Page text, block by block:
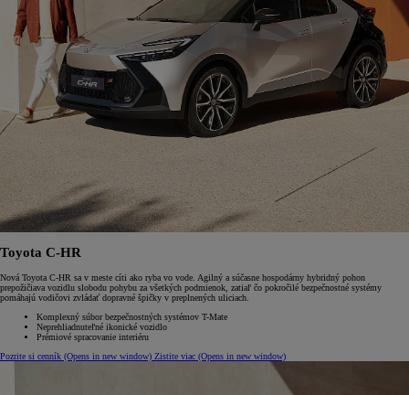
Toyota C-HR
Nová Toyota C-HR sa v meste cíti ako ryba vo vode. Agilný a súčasne hospodárny hybridný pohon
prepožičiava vozidlu slobodu pohybu za všetkých podmienok, zatiaľ čo pokročilé bezpečnostné systémy
pomáhajú vodičovi zvládať dopravné špičky v preplnených uliciach.
Komplexný súbor bezpečnostných systémov T-Mate
Neprehliadnuteľné ikonické vozidlo
Prémiové spracovanie interiéru
Pozrite si cenník (Opens in new window) Zistite viac (Opens in new window)